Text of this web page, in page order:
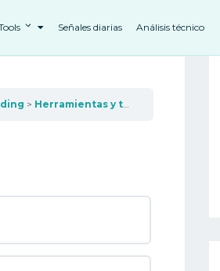
Señales diarias Análisis técnico
Herramientas y técnicas comerciales avanzadas